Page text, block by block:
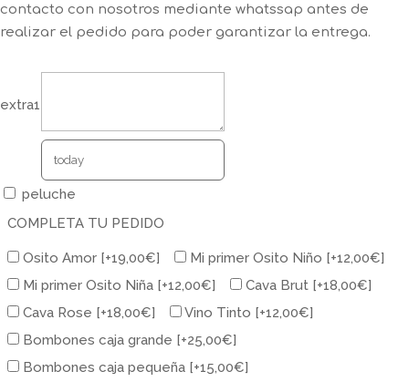
contacto con nosotros mediante whatssap antes de
realizar el pedido para poder garantizar la entrega.
extra1
peluche
COMPLETA TU PEDIDO
Osito Amor [+19,00€] Mi primer Osito Niño [+12,00€]
Mi primer Osito Niña [+12,00€] Cava Brut [+18,00€]
Cava Rose [+18,00€] Vino Tinto [+12,00€]
Bombones caja grande [+25,00€]
Bombones caja pequeña [+15,00€]